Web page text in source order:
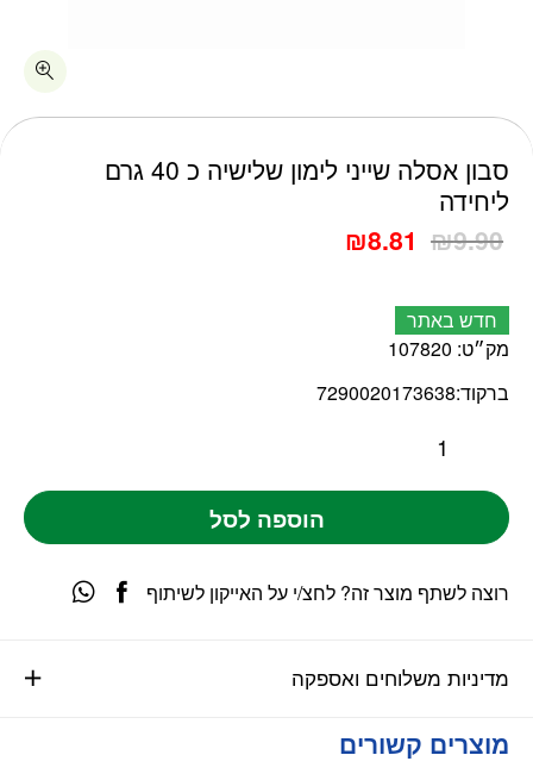
חדש באתר
סבון אסלה שייני לימון שלישיה כ 40 גרם
ליחידה
₪9.90
₪8.81
מק״ט: 107820
ברקוד:7290020173638
כמות סבון אסלה שייני לימון שלישיה כ 40 גרם ליחידה
הוספה לסל
מדיניות משלוחים ואספקה
רוצה לשתף מוצר זה? לחצ/י על האייקון לשיתוף
מוצרים קשורים